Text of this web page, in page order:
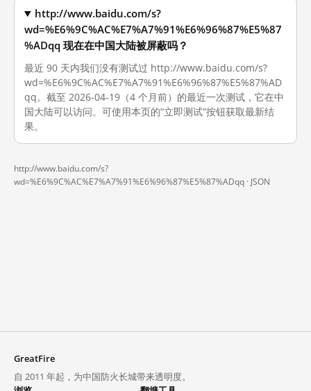
http://www.baidu.com/s?
wd=%E6%9C%AC%E7%A7%91%E6%96%87%E5%87
%ADqq 现在在中国大陆被屏蔽吗？
最近 90 天内我们没有测试过 http://www.baidu.com/s?
wd=%E6%9C%AC%E7%A7%91%E6%96%87%E5%87%AD
qq。截至 2026-04-19（4 个月前）的最近一次测试，它在中
国大陆可以访问。可使用本页的“立即测试”按钮获取最新结
果。
http://www.baidu.com/s?
wd=%E6%9C%AC%E7%A7%91%E6%96%87%E5%87%ADqq · JSON
GreatFire
自 2011 年起，为中国防火长城带来透明度。